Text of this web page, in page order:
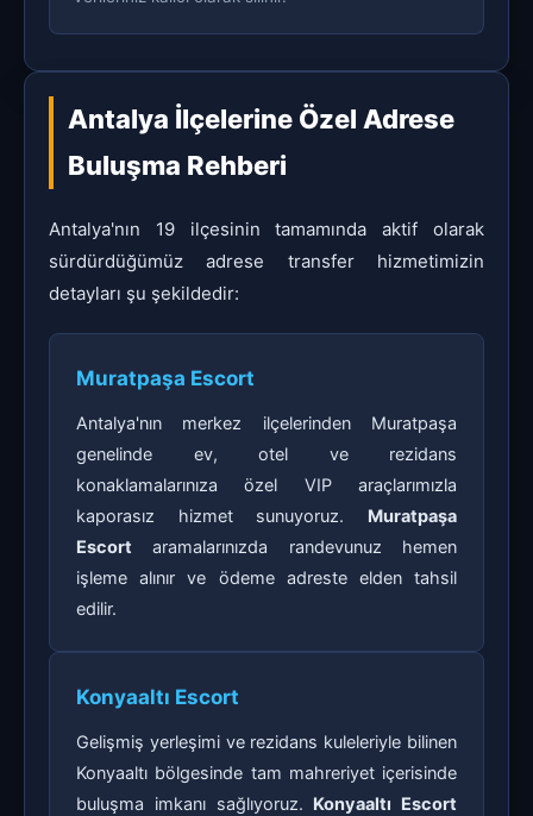
Antalya İlçelerine Özel Adrese
Buluşma Rehberi
Antalya'nın 19 ilçesinin tamamında aktif olarak
sürdürdüğümüz adrese transfer hizmetimizin
detayları şu şekildedir:
Muratpaşa Escort
Antalya'nın merkez ilçelerinden Muratpaşa
genelinde ev, otel ve rezidans
konaklamalarınıza özel VIP araçlarımızla
kaporasız hizmet sunuyoruz. Muratpaşa
Escort aramalarınızda randevunuz hemen
işleme alınır ve ödeme adreste elden tahsil
edilir.
Konyaaltı Escort
Gelişmiş yerleşimi ve rezidans kuleleriyle bilinen
Konyaaltı bölgesinde tam mahreriyet içerisinde
buluşma imkanı sağlıyoruz. Konyaaltı Escort